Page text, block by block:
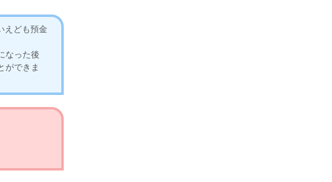
えども預金
なった後
ができま